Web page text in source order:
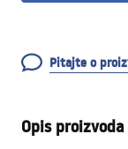
Pitajte o
Opis proizvoda